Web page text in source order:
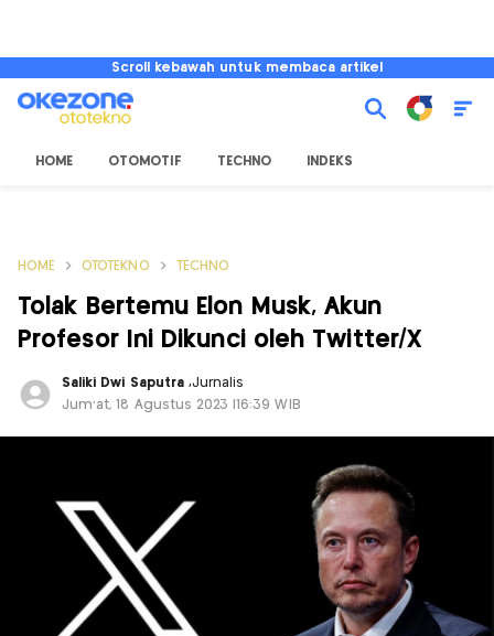
Scroll kebawah untuk membaca artikel
HOME OTOMOTIF TECHNO INDEKS
HOME OTOTEKNO TECHNO
Tolak Bertemu Elon Musk, Akun
Profesor Ini Dikunci oleh Twitter/X
Saliki Dwi Saputra ,Jurnalis
Jum'at, 18 Agustus 2023 |16:39 WIB